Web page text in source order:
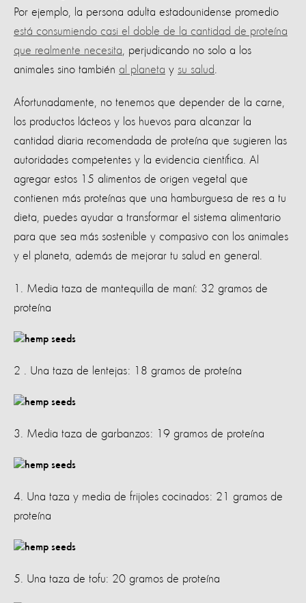
Por ejemplo, la persona adulta estadounidense promedio
está consumiendo casi el doble de la cantidad de proteína
que realmente necesita , perjudicando no solo a los
animales sino también al planeta y su salud
Afortunadamente, no tenemos que depender de la carne,
los productos lácteos y los huevos para alcanzar la
cantidad diaria recomendada de proteína que sugieren las
autoridades competentes y la evidencia científica. Al
agregar estos 15 alimentos de origen vegetal que
contienen más proteínas que una hamburguesa de res a tu
dieta, puedes ayudar a transformar el sistema alimentario
para que sea más sostenible y compasivo con los animales
y el planeta, además de mejorar tu salud en general.
1. Media taza de mantequilla de maní: 32 gramos de
proteína
2 . Una taza de lentejas: 18 gramos de proteína
3. Media taza de garbanzos: 19 gramos de proteína
4. Una taza y media de frijoles cocinados: 21 gramos de
proteína
5. Una taza de tofu: 20 gramos de proteína